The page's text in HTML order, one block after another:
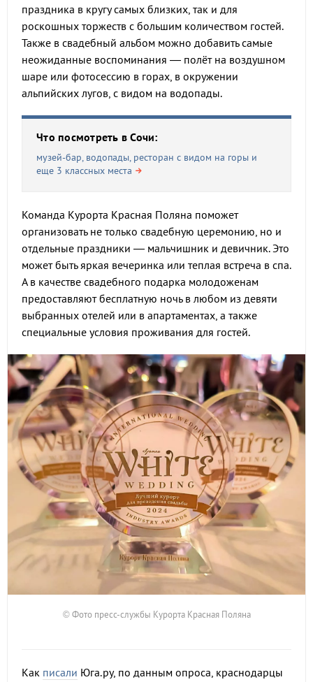
праздника в кругу самых близких, так и для
роскошных торжеств с большим количеством гостей.
Также в свадебный альбом можно добавить самые
неожиданные воспоминания — полёт на воздушном
шаре или фотосессию в горах, в окружении
альпийских лугов, с видом на водопады.
Что посмотреть в Сочи:
музей-бар, водопады, ресторан с видом на горы и
еще 3 классных места
Команда Курорта Красная Поляна поможет
организовать не только свадебную церемонию, но и
отдельные праздники — мальчишник и девичник. Это
может быть яркая вечеринка или теплая встреча в спа.
А в качестве свадебного подарка молодоженам
предоставляют бесплатную ночь в любом из девяти
выбранных отелей или в апартаментах, а также
специальные условия проживания для гостей.
© Фото пресс-службы Курорта Красная Поляна
Как писали Юга.ру, по данным опроса, краснодарцы